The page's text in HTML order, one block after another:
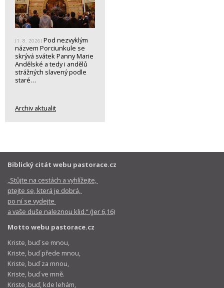
(1. 8. 2026) Pod nezvyklým
názvem Porciunkule se
skrývá svátek Panny Marie
Andělské a tedy i andělů
strážných slavený podle
staré…
Archiv aktualit
Biblický citát webu pastorace.cz
„Stůjte na cestách a vyhlížejte,
ptejte se, která je dobrá,
po ní se vydejte
a vaše duše naleznou klid.“ (Jer 6,16)
Motto webu pastorace.cz
Kriste, buď se mnou,
Kriste, buď přede mnou,
Kriste, buď za mnou,
Kriste, buď ve mně.
Kriste, buď, kde lehám,